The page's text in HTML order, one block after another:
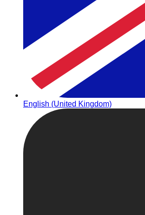
English (United Kingdom)